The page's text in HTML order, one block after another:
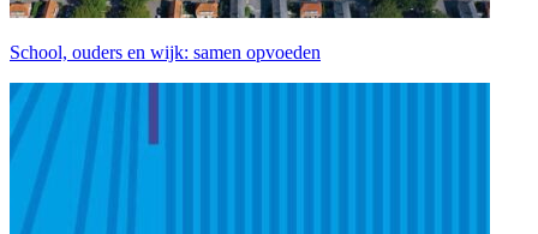
School, ouders en wijk: samen opvoeden